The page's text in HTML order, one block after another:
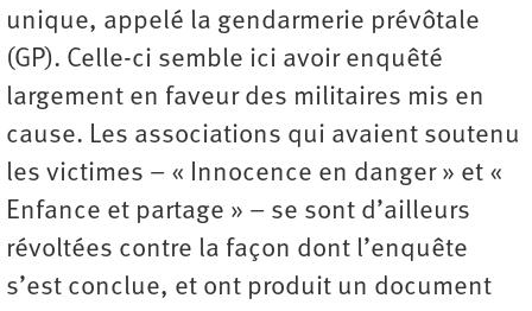
unique, appelé la gendarmerie prévôtale
(GP). Celle-ci semble ici avoir enquêté
largement en faveur des militaires mis en
cause. Les associations qui avaient soutenu
les victimes – « Innocence en danger » et «
Enfance et partage » – se sont d’ailleurs
révoltées contre la façon dont l’enquête
s’est conclue, et ont produit un document